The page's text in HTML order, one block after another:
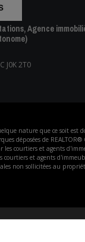
Agence
J0K 2T0
nature que ce soit est
déposées de
les courtiers et agents
et agents
non sollicitées au